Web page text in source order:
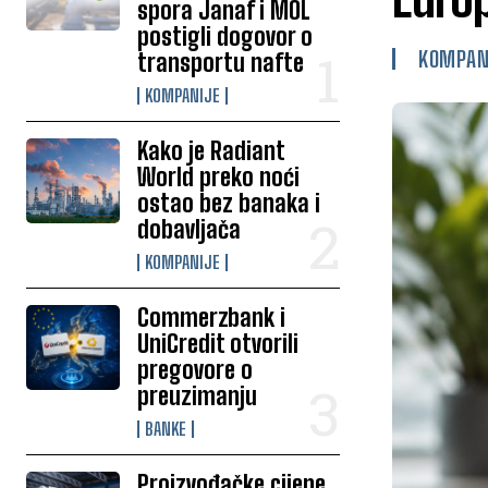
spora Janaf i MOL
postigli dogovor o
transportu nafte
KOMPANIJE
Kako je Radiant
World preko noći
ostao bez banaka i
dobavljača
KOMPANIJE
Commerzbank i
UniCredit otvorili
pregovore o
preuzimanju
BANKE